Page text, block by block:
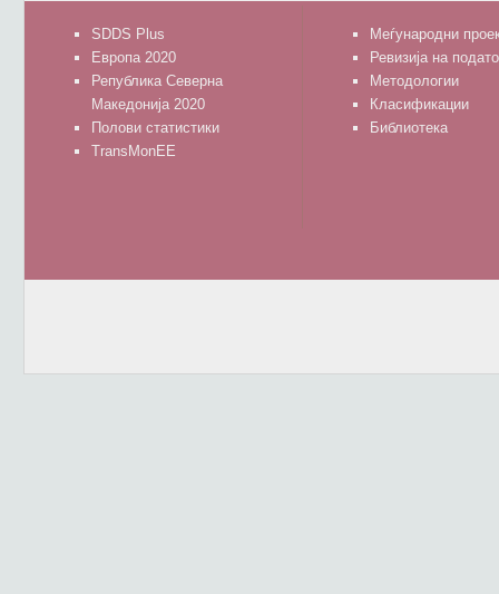
SDDS Plus
Европа 2020
Република Северна
Македонија 2020
Полови статистики
TransMonEE
Меѓународни
Ревизија на
Методологии
Класификации
Библиотека